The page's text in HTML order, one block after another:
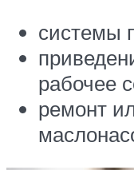
системы
рабочее
ремонт